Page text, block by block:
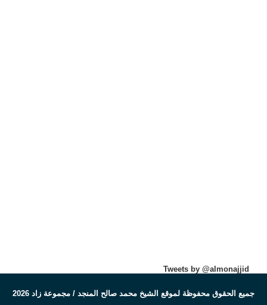
Tweets by @almonajjid
جميع الحقوق محفوظة لموقع الشيخ محمد صالح المنجد / مجموعة زاد 2026